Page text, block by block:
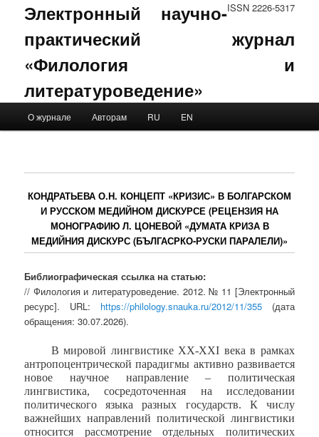
ISSN 2226-5317
Электронный научно-
практический журнал
«Филология и
литературоведение»
Skip to primary content
Skip to secondary content
О журнале Авторам RU EN
КОНДРАТЬЕВА О.Н. КОНЦЕПТ «КРИЗИС» В БОЛГАРСКОМ
И РУССКОМ МЕДИЙНОМ ДИСКУРСЕ (РЕЦЕНЗИЯ НА
МОНОГРАФИЮ Л. ЦОНЕВОЙ «ДУМАТА КРИЗА В
МЕДИЙНИЯ ДИСКУРС (БЪЛГАСРКО-РУСКИ ПАРАЛЕЛИ)»
Библиографическая ссылка на статью:
// Филология и литературоведение. 2012. № 11 [Электронный
ресурс]. URL: https://philology.snauka.ru/2012/11/355(дата
обращения: 30.07.2026).
В мировой лингвистике XX-XXI века в рамках
антропоцентрической парадигмы активно развивается
новое научное направление – политическая
лингвистика, сосредоточенная на исследовании
политического языка разных государств. К числу
важнейших направлений политической лингвистики
относится рассмотрение отдельных политических